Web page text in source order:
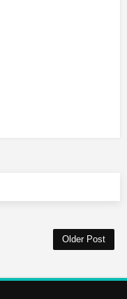
Older Post